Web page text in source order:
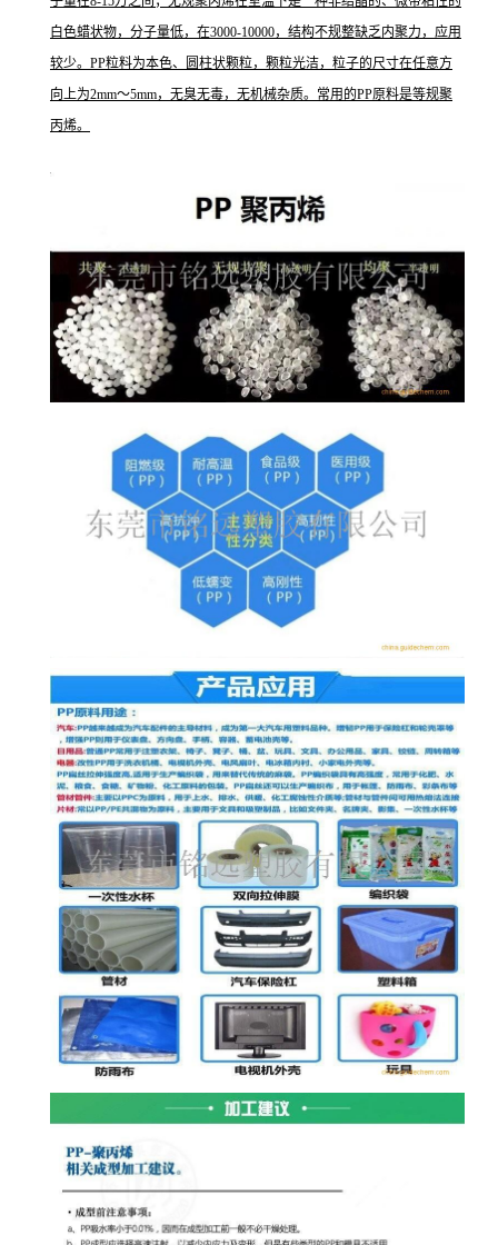
白色蜡状物，分子量低，在3000-10000，结构不规整缺乏内聚力，应用
较少。PP粒料为本色、圆柱状颗粒，颗粒光洁，粒子的尺寸在任意方
向上为2mm～5mm，无臭无毒，无机械杂质。常用的PP原料是等规聚
丙烯。